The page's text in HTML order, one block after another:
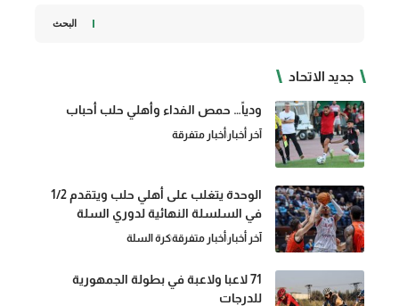
البحث
جديد الاتحاد
ودياً… حمص الفداء وأهلي حلب أحباب
آخر أخبارأخبار متفرقة
الوحدة يتغلب على أهلي حلب ويتقدم 1/2
في السلسلة النهائية لدوري السلة
آخر أخبارأخبار متفرقةكرة السلة
71 لاعبا ولاعبة في بطولة الجمهورية
للدرجات